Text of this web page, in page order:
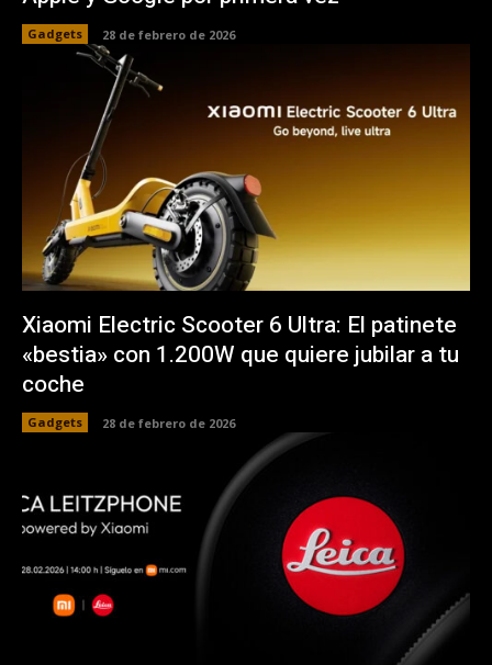
Gadgets 28 de febrero de 2026
Xiaomi Electric Scooter 6 Ultra: El patinete
«bestia» con 1.200W que quiere jubilar a tu
coche
Gadgets 28 de febrero de 2026